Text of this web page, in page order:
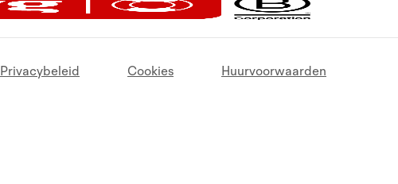
Privacybeleid Cookies Huurvoorwaarden